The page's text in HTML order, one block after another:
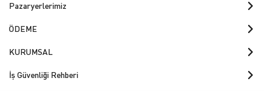
Pazaryerlerimiz
ÖDEME
KURUMSAL
İş Güvenliği Rehberi